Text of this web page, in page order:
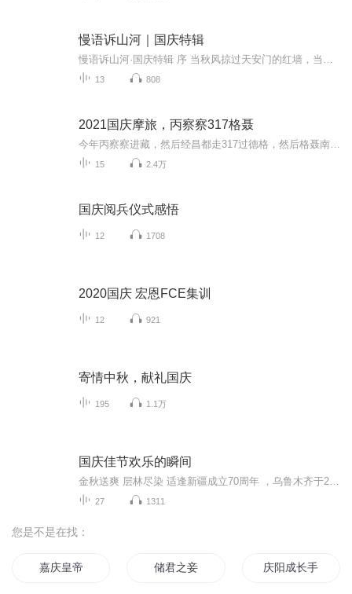
慢语诉山河｜国庆特辑
13 808
2021国庆摩旅，丙察察317格聂
15 2.4万
国庆阅兵仪式感悟
12 1708
2020国庆 宏恩FCE集训
12 921
寄情中秋，献礼国庆
195 1.1万
国庆佳节欢乐的瞬间
27 1311
您是不是在找：
嘉庆皇帝 储君之妾 庆阳成长手札